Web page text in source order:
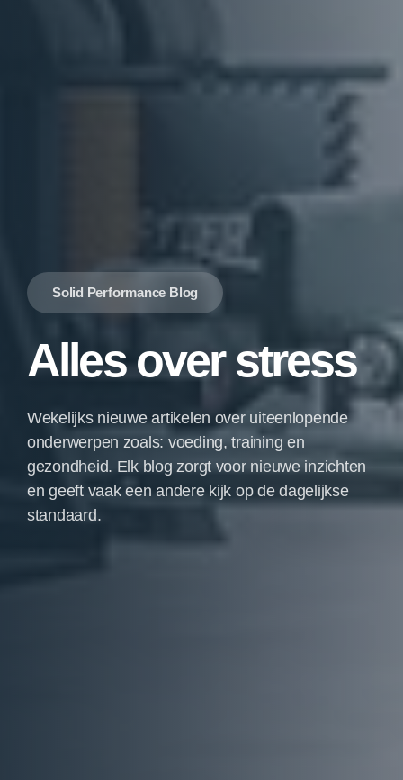
Solid Performance Blog
Alles over stress
Wekelijks nieuwe artikelen over uiteenlopende
onderwerpen zoals: voeding, training en
gezondheid. Elk blog zorgt voor nieuwe inzichten
en geeft vaak een andere kijk op de dagelijkse
standaard.